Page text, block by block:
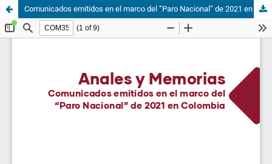
Comunicados emitidos en el marco del “Paro Nacional” de 2021 en Colombia